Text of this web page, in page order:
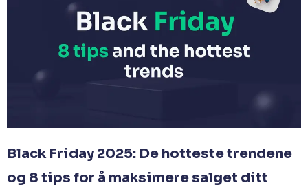
Black Friday 2025: De hotteste trendene
og 8 tips for å maksimere salget ditt